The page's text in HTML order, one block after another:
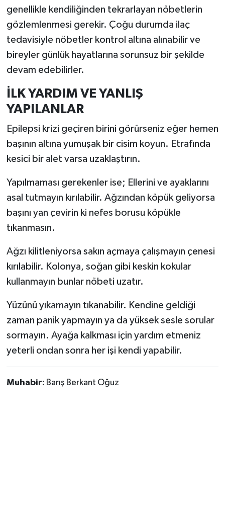
genellikle kendiliğinden tekrarlayan nöbetlerin
gözlemlenmesi gerekir. Çoğu durumda ilaç
tedavisiyle nöbetler kontrol altına alınabilir ve
bireyler günlük hayatlarına sorunsuz bir şekilde
devam edebilirler.
İLK YARDIM VE YANLIŞ
YAPILANLAR
Epilepsi krizi geçiren birini görürseniz eğer hemen
başının altına yumuşak bir cisim koyun. Etrafında
kesici bir alet varsa uzaklaştırın.
Yapılmaması gerekenler ise; Ellerini ve ayaklarını
asal tutmayın kırılabilir. Ağzından köpük geliyorsa
başını yan çevirin ki nefes borusu köpükle
tıkanmasın.
Ağzı kilitleniyorsa sakın açmaya çalışmayın çenesi
kırılabilir. Kolonya, soğan gibi keskin kokular
kullanmayın bunlar nöbeti uzatır.
Yüzünü yıkamayın tıkanabilir. Kendine geldiği
zaman panik yapmayın ya da yüksek sesle sorular
sormayın. Ayağa kalkması için yardım etmeniz
yeterli ondan sonra her işi kendi yapabilir.
Muhabir: Barış Berkant Oğuz